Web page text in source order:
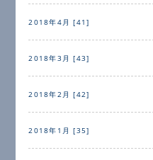
2018年4月 [41]
2018年3月 [43]
2018年2月 [42]
2018年1月 [35]